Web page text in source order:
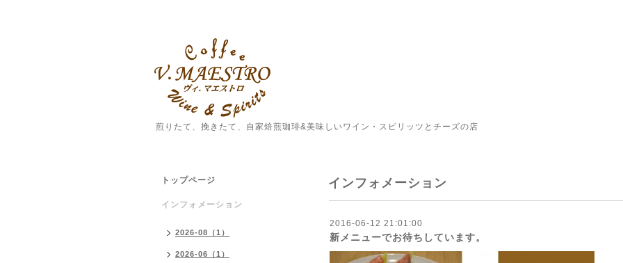
煎りたて、挽きたて、自家焙煎珈琲&美味しいワイン・スピリッツとチーズの店
インフォメーション
2016-06-12 21:01:00
新メニューでお待ちしています。
トップページ
インフォメーション
2026-08（1）
2026-06（1）